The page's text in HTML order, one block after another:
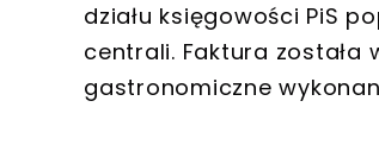
działu księgowości PiS
centrali. Faktura została
gastronomiczne